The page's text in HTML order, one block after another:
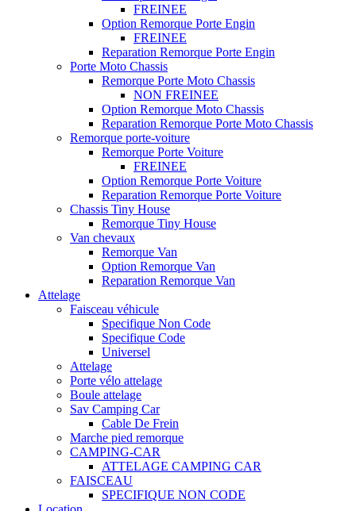
FREINEE
Option Remorque Porte Engin
FREINEE
Reparation Remorque Porte Engin
Porte Moto Chassis
Remorque Porte Moto Chassis
NON FREINEE
Option Remorque Moto Chassis
Reparation Remorque Porte Moto Chassis
Remorque porte-voiture
Remorque Porte Voiture
FREINEE
Option Remorque Porte Voiture
Reparation Remorque Porte Voiture
Chassis Tiny House
Remorque Tiny House
Van chevaux
Remorque Van
Option Remorque Van
Reparation Remorque Van
Attelage
Faisceau véhicule
Specifique Non Code
Specifique Code
Universel
Attelage
Porte vélo attelage
Boule attelage
Sav Camping Car
Cable De Frein
Marche pied remorque
CAMPING-CAR
ATTELAGE CAMPING CAR
FAISCEAU
SPECIFIQUE NON CODE